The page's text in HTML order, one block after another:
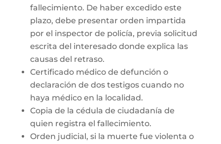
fallecimiento. De haber excedido este
plazo, debe presentar orden impartida
por el inspector de policía, previa solicitud
escrita del interesado donde explica las
causas del retraso.
Certificado médico de defunción o
declaración de dos testigos cuando no
haya médico en la localidad.
Copia de la cédula de ciudadanía de
quien registra el fallecimiento.
Orden judicial, si la muerte fue violenta o